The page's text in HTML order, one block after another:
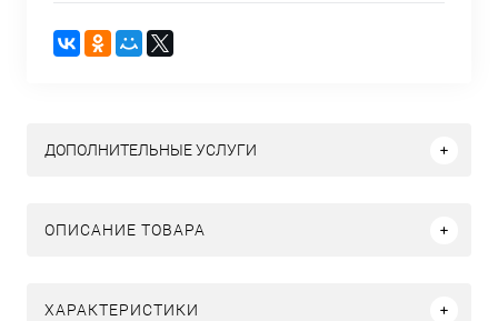
ДОПОЛНИТЕЛЬНЫЕ УСЛУГИ
ОПИСАНИЕ ТОВАРА
ХАРАКТЕРИСТИКИ